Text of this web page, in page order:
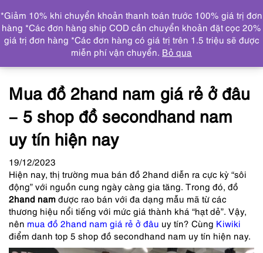
DANH MỤC
Trang chủ Tin tức
Mua đồ 2hand nam giá rẻ ở đâu – 5
shop đồ secondhand nam uy tín hiện nay
Mua đồ 2hand nam giá rẻ ở đâu
– 5 shop đồ secondhand nam
uy tín hiện nay
19/12/2023
Hiện nay, thị trường mua bán đồ 2hand diễn ra cực kỳ “sôi
động” với nguồn cung ngày càng gia tăng. Trong đó, đồ
2hand nam được rao bán với đa dạng mẫu mã từ các
thương hiệu nổi tiếng với mức giá thành khá “hạt dẻ”. Vậy,
nên mua đồ 2hand nam giá rẻ ở đâu uy tín? Cùng Kiwiki
điểm danh top 5 shop đồ secondhand nam uy tín hiện nay.
*Giảm 10% khi chuyển khoản thanh toán trước 100% giá trị đơn
hàng *Các đơn hàng ship COD cần chuyển khoản đặt cọc 20%
giá trị đơn hàng *Các đơn hàng có giá trị trên 1.5 triệu sẽ được
miễn phí vận chuyển. Bỏ qua